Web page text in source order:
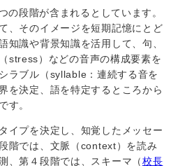
の段階が含まれるとしています。
、そのイメージを短期記憶にとど
知識や背景知識を活用して、句、
stress）などの音声の構成要素を
ラブル（syllable ：連続する音を
を決定、語を特定するところから
す。
イプを決定し、知覚したメッセー
階では、文脈（context）を読み
、第４段階では、スキーマ（校長